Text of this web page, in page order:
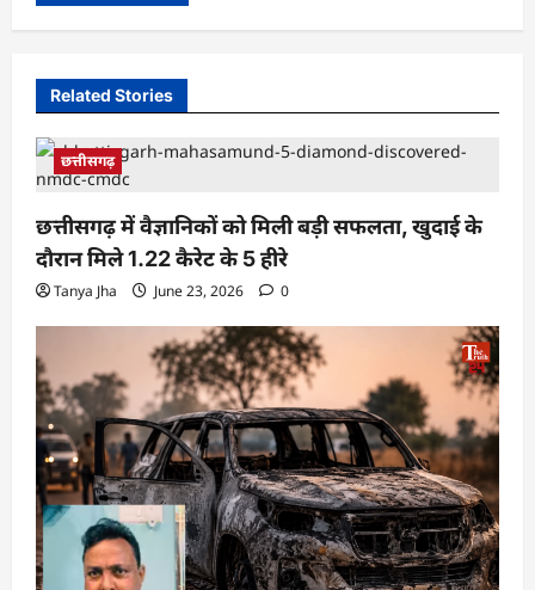
Related Stories
छत्तीसगढ़
छत्तीसगढ़ में वैज्ञानिकों को मिली बड़ी सफलता, खुदाई के
दौरान मिले 1.22 कैरेट के 5 हीरे
Tanya Jha June 23, 2026 0